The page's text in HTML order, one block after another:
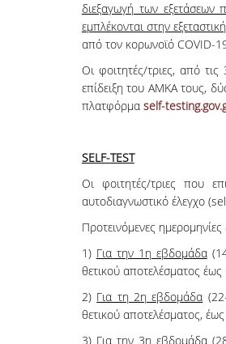
διεξαγωγή των εξετάσεων
εμπλέκονται στην
από τον κορωνοϊό COVID-
Οι φοιτητές/τριες, από
επίδειξη του ΑΜΚΑ τους,
πλατφόρμα self-
SELF-TEST
Οι φοιτητές/τριες που
αυτοδιαγνωστικό έλεγχο
Προτεινόμενες
1) Για την 1η εβδομάδα
θετικού αποτελέσματος έως
2) Για τη 2η εβδομάδα
θετικού αποτελέσματος,
3) Για την 3η εβδομάδα